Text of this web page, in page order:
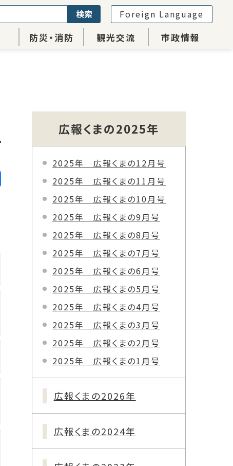
防災・消防 観光交流 市政情報
検索 Foreign Language
広報くまの2025年
2025年 広報くまの12月号
2025年 広報くまの11月号
2025年 広報くまの10月号
2025年 広報くまの9月号
2025年 広報くまの8月号
2025年 広報くまの7月号
2025年 広報くまの6月号
2025年 広報くまの5月号
2025年 広報くまの4月号
2025年 広報くまの3月号
2025年 広報くまの2月号
2025年 広報くまの1月号
広報くまの2026年
広報くまの2024年